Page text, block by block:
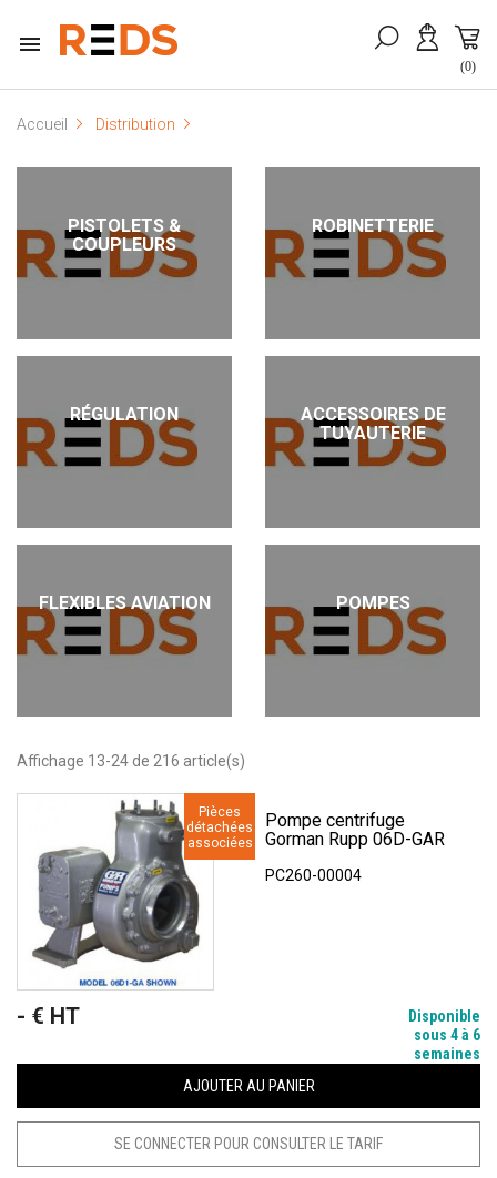

(0)
Accueil Distribution
PISTOLETS &
COUPLEURS
ROBINETTERIE
RÉGULATION
ACCESSOIRES DE
TUYAUTERIE
FLEXIBLES AVIATION POMPES
Affichage 13-24 de 216 article(s)
Pièces
détachées
associées
Pompe centrifuge
Gorman Rupp 06D-GAR
PC260-00004
Prix
- € HT
Disponible
sous 4 à 6
semaines
AJOUTER AU PANIER
SE CONNECTER POUR CONSULTER LE TARIF